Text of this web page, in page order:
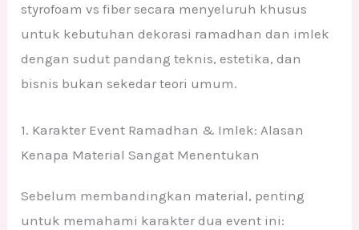
styrofoam vs fiber secara menyeluruh khusus
untuk kebutuhan dekorasi ramadhan dan imlek
dengan sudut pandang teknis, estetika, dan
bisnis bukan sekedar teori umum.
1. Karakter Event Ramadhan & Imlek: Alasan
Kenapa Material Sangat Menentukan
Sebelum membandingkan material, penting
untuk memahami karakter dua event ini: